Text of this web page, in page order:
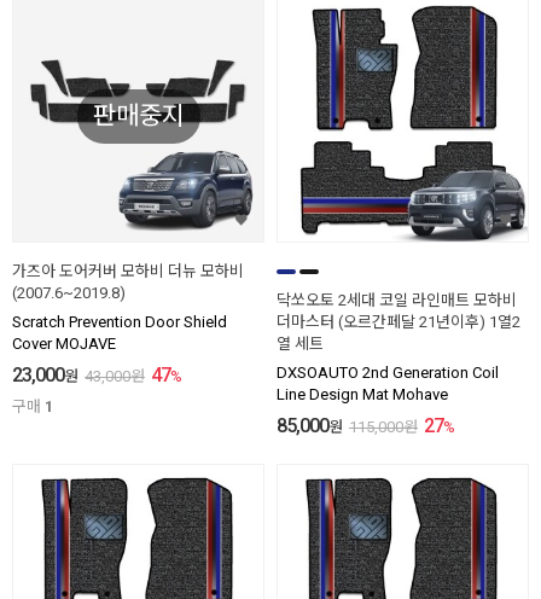
판매중지
가즈아 도어커버 모하비 더뉴 모하비
(2007.6~2019.8)
Scratch Prevention Door Shield
Cover MOJAVE
23,000원 43,000원 47%
구매 1
닥쏘오토 2세대 코일 라인매트 모하비
더마스터 (오르간페달 21년이후) 1열2
열 세트
DXSOAUTO 2nd Generation Coil
Line Design Mat Mohave
85,000원 115,000원 27%